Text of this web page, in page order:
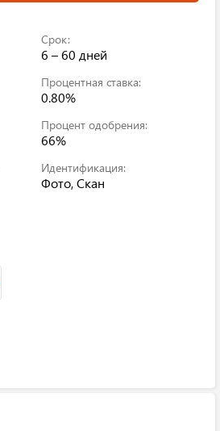
Срок:
6 – 60 дней
Процентная ставка:
0.80%
Процент одобрения:
66%
Идентификация:
Фото, Скан